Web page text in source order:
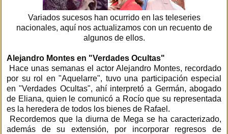
Variados sucesos han ocurrido en las teleseries
nacionales, aquí nos actualizamos con un recuento de
algunos de ellos.
Alejandro Montes en "Verdades Ocultas"
Hace unas semanas el actor Alejandro Montes, recordado
por su rol en "Aquelarre", tuvo una participación especial
en "Verdades Ocultas", ahí interpretó a Germán, abogado
de Eliana, quien le comunicó a Rocío que su representada
es la heredera de todos los bienes de Rafael.
Recordemos que la diurna de Mega se ha caracterizado,
además de su extensión, por incorporar regresos de